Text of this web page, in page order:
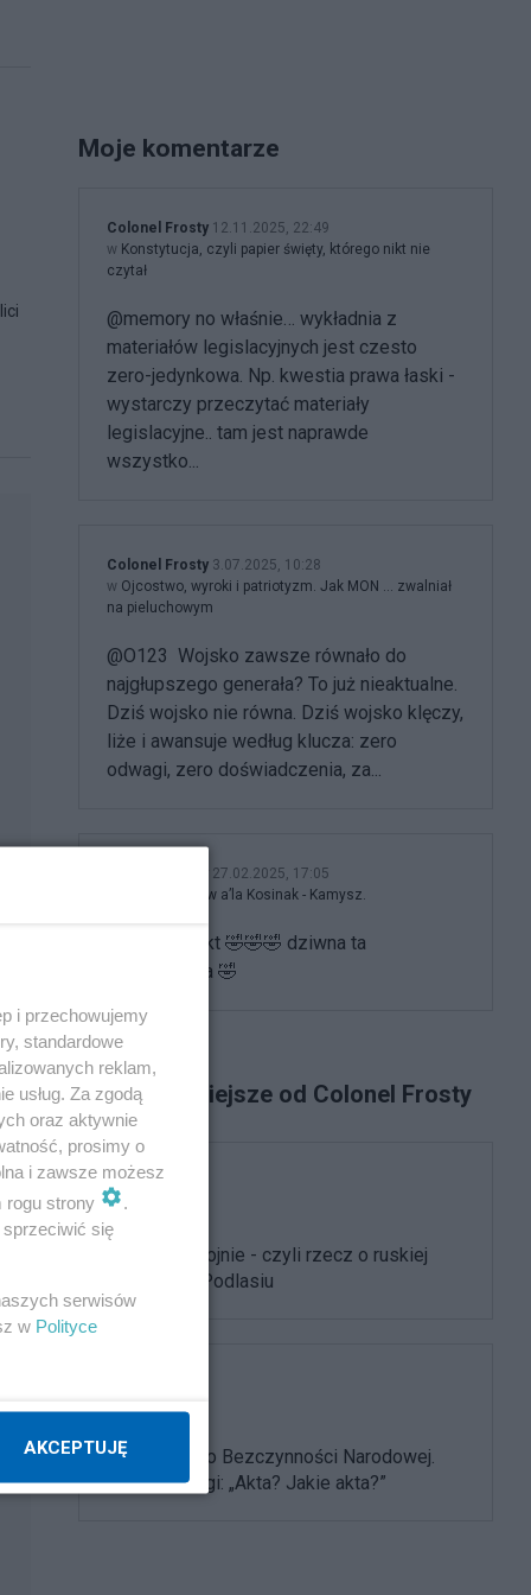
i...
Moje komentarze
Colonel Frosty 12.11.2025, 22:49
w Konstytucja, czyli papier święty, którego nikt nie
czytał
@memory no właśnie… wykładnia z
materiałów legislacyjnych jest czesto
zero-jedynkowa. Np. kwestia prawa łaski -
wystarczy przeczytać materiały
legislacyjne.. tam jest naprawde
wszystko...
Colonel Frosty 3.07.2025, 10:28
w Ojcostwo, wyroki i patriotyzm. Jak MON … zwalniał
na pieluchowym
@O123 Wojsko zawsze równało do
najgłupszego generała? To już nieaktualne.
Dziś wojsko nie równa. Dziś wojsko klęczy,
liże i awansuje według klucza: zero
odwagi, zero doświadczenia, za...
27.02.2025, 17:05
100 konkretów a’la Kosinak - Kamysz.
@pmk no fakt 🤣🤣🤣 dziwna ta
anonimizacja 🤣
Najpopularniejsze od Colonel Frosty
Lekarz na wojnie - czyli rzecz o ruskiej
rakiecie na Podlasiu
Ministerstwo Bezczynności Narodowej.
Odcinek drugi: „Akta? Jakie akta?”
i przechowujemy
standardowe
reklam,
usług. Za zgodą
oraz aktywnie
prosimy o
i zawsze możesz
rogu strony
.
się
serwisów
w Polityce
AKCEPTUJĘ